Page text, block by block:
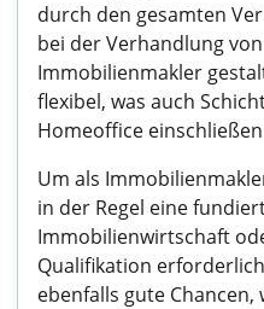
durch den gesamten
bei der Verhandlung
Immobilienmakler
flexibel, was auch
Homeoffice
Um als
in der Regel eine
Immobilienwirtschaft
Qualifikation
ebenfalls gute Chancen,